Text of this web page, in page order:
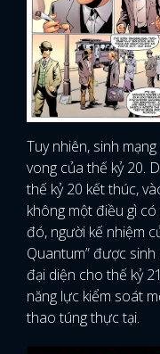
Tuy nhiên, sinh
vong của thế kỷ 20.
thế kỷ 20 kết thúc,
không một điều gì
đó, người kế nhiệm
Quantum” được
đại diện cho thế kỷ
năng lực kiểm soát
thao túng thực tại.